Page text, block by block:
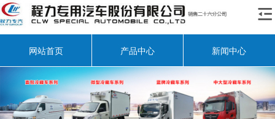

网站首页 产品中心 新闻中心